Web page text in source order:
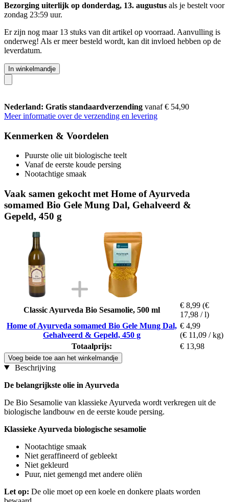
Bezorging uiterlijk op donderdag, 13. augustus als je bestelt voor
zondag 23:59 uur.
Er zijn nog maar 13 stuks van dit artikel op voorraad. Aanvulling is
onderweg! Als er meer besteld wordt, kan dit invloed hebben op de
leverdatum.
In winkelmandje
Nederland: Gratis standaardverzending vanaf € 54,90
Meer informatie over de verzending en levering
Kenmerken & Voordelen
Puurste olie uit biologische teelt
Vanaf de eerste koude persing
Nootachtige smaak
Vaak samen gekocht met Home of Ayurveda
somamed Bio Gele Mung Dal, Gehalveerd &
Gepeld, 450 g
Classic Ayurveda Bio Sesamolie, 500 ml
€ 8,99 (€
17,98 / l)
Home of Ayurveda somamed Bio Gele Mung Dal,
Gehalveerd & Gepeld, 450 g
€ 4,99
(€ 11,09 / kg)
Totaalprijs:
€ 13,98
Voeg beide toe aan het winkelmandje
Beschrijving
De belangrijkste olie in Ayurveda
De Bio Sesamolie van klassieke Ayurveda wordt verkregen uit de
biologische landbouw en de eerste koude persing.
Klassieke Ayurveda biologische sesamolie
Nootachtige smaak
Niet geraffineerd of gebleekt
Niet gekleurd
Puur, niet gemengd met andere oliën
Let op: De olie moet op een koele en donkere plaats worden